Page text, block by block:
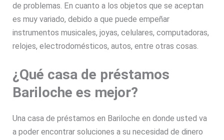
de problemas. En cuanto a los objetos que se aceptan
es muy variado, debido a que puede empeñar
instrumentos musicales, joyas, celulares, computadoras,
relojes, electrodomésticos, autos, entre otras cosas.
¿Qué casa de préstamos
Bariloche es mejor?
Una casa de préstamos en Bariloche en donde usted va
a poder encontrar soluciones a su necesidad de dinero